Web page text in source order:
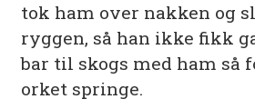
tok ham over nakken og
ryggen, så han ikke fikk
bar til skogs med ham så
orket springe.